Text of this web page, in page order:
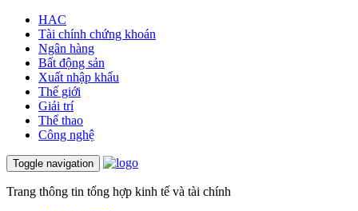
HAC
Tài chính chứng khoán
Ngân hàng
Bất động sản
Xuất nhập khẩu
Thế giới
Giải trí
Thể thao
Công nghệ
Toggle navigation
Trang thông tin tổng hợp kinh tế và tài chính